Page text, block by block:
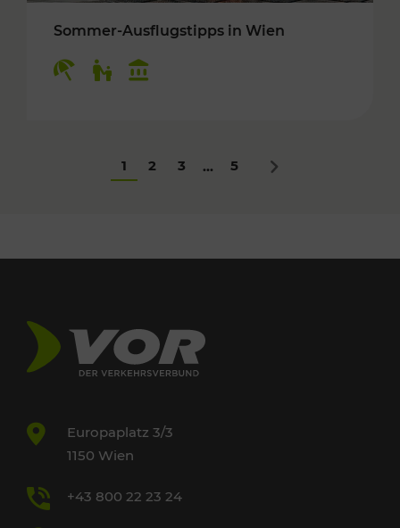
Sommer-Ausflugstipps in Wien
1 2 3 ... 5 Nächstes
Europaplatz 3/3
1150 Wien
+43 800 22 23 24